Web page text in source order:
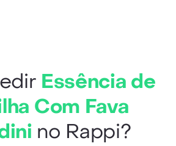
Essência de
Com Fava
no Rappi?